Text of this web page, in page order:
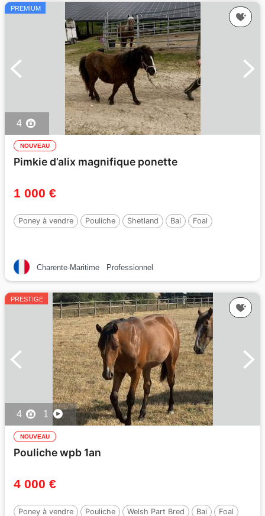
PREMIUM
4
NOUVEAU
Pimkie d’alix magnifique ponette
1 000 €
Poney à vendre Pouliche Shetland Bai Foal
Charente-Maritime Professionnel
PRESTIGE
4 1
NOUVEAU
Pouliche wpb 1an
4 000 €
Poney à vendre Pouliche Welsh Part Bred Bai
Foal